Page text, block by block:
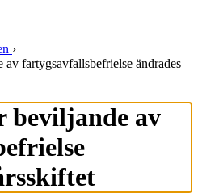
›
fartygsavfallsbefrielse ändrades
beviljande av